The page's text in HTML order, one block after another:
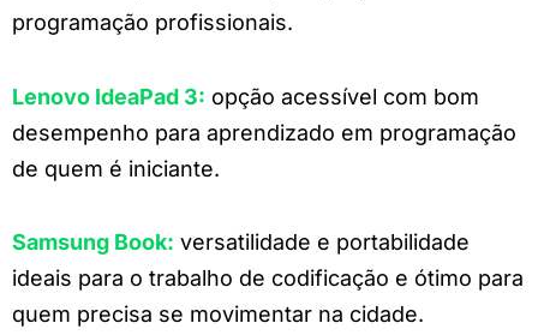
programação profissionais.
Lenovo IdeaPad 3: opção acessível com bom
desempenho para aprendizado em programação
de quem é iniciante.
Samsung Book: versatilidade e portabilidade
ideais para o trabalho de codificação e ótimo para
quem precisa se movimentar na cidade.